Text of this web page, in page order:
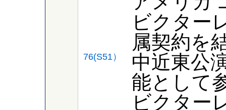
ビクター
属契約を
76(S51）
中近東
能として
ビクター